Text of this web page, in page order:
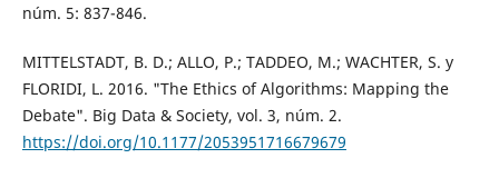
núm. 5: 837-846.
MITTELSTADT, B. D.; ALLO, P.; TADDEO, M.; WACHTER, S. y
FLORIDI, L. 2016. "The Ethics of Algorithms: Mapping the
Debate". Big Data & Society, vol. 3, núm. 2.
https://doi.org/10.1177/2053951716679679